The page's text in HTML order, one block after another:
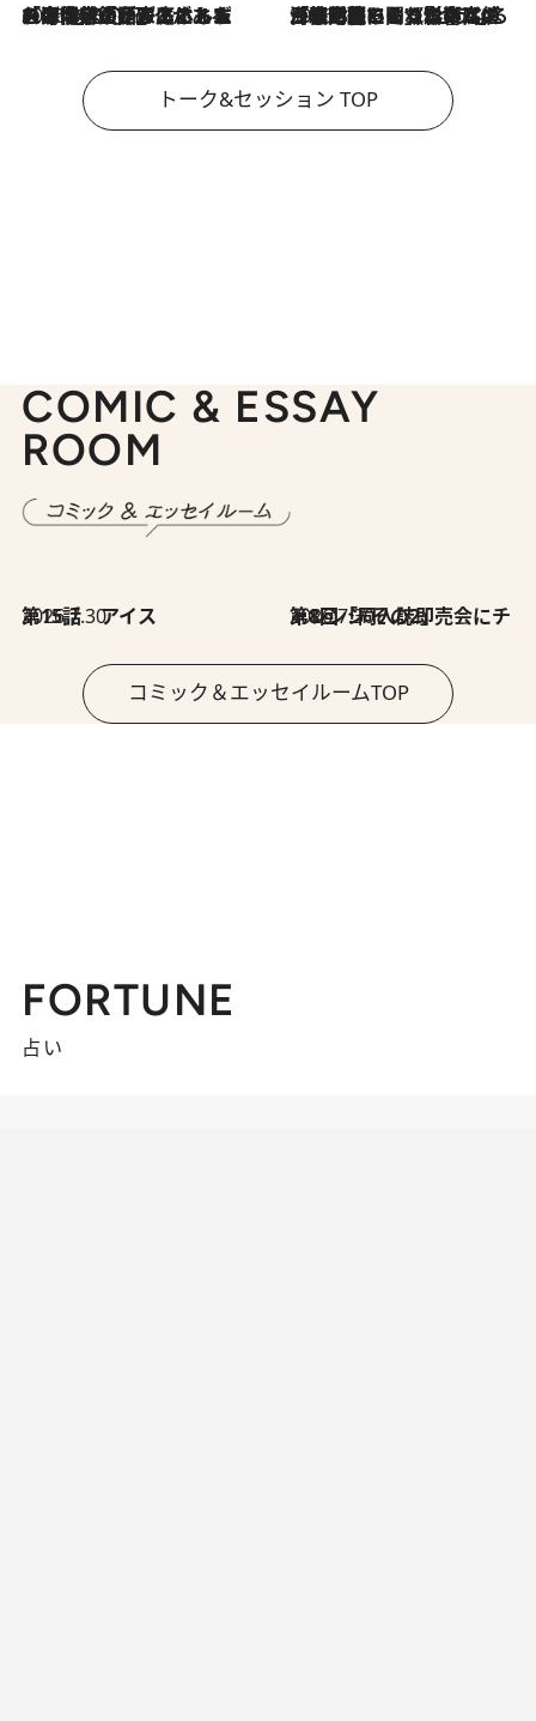
2026.8.3
「今後値上げがあるとすれば…」「リスクがあるのは今年の冬」エネルギー専門家が語る、ホルムズ海峡封鎖が家庭にもたらす“ある心配” 2026.8.3
「住宅建てられない…」「サーチャージ料の高値が続いている」ホルムズ海峡封鎖による影響はいつまで続く？《エネルギー専門家に聞く“どうなる日本の暮らし”》
トーク&セッション TOP
COMIC & ESSAY
ROOM
2026.7.30
第15話 アイス 2026.7.30
第8回「同人誌即売会にチャレンジ その2」
コミック＆エッセイルームTOP
FORTUNE
占い